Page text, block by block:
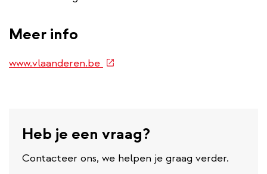
Meer info
www.vlaanderen.be (externe
Heb je een vraag?
Contacteer ons, we helpen je graag verder.